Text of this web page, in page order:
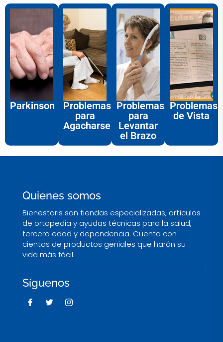
Parkinson
Problemas
para
Agacharse
Problemas
para
Levantar
el Brazo
Problemas
de Vista
Quienes somos
Bienestaris son tiendas especializadas, artículos
de ortopedia y ayudas técnicas para la salud,
tercera edad y dependencia. Cuenta con
cientos de productos geniales que harán su
vida más fácil.
Síguenos
F
a
T
w
I
c